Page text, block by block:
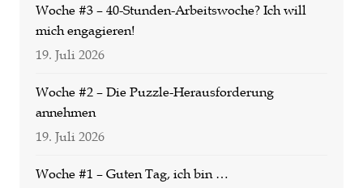
Woche #3 – 40-Stunden-Arbeitswoche? Ich will
mich engagieren!
19. Juli 2026
Woche #2 – Die Puzzle-Herausforderung
annehmen
19. Juli 2026
Woche #1 – Guten Tag, ich bin …